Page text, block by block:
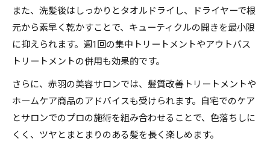
また、洗髪後はしっかりとタオルドライし、ドライヤーで根
元から素早く乾かすことで、キューティクルの開きを最小限
に抑えられます。週1回の集中トリートメントやアウトバス
トリートメントの併用も効果的です。
さらに、赤羽の美容サロンでは、髪質改善トリートメントや
ホームケア商品のアドバイスも受けられます。自宅でのケア
とサロンでのプロの施術を組み合わせることで、色落ちしに
くく、ツヤとまとまりのある髪を長く楽しめます。